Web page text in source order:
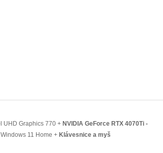
UHD Graphics 770 + NVIDIA GeForce RTX 4070Ti -
11 Home + Klávesnice a myš